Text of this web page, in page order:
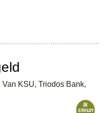
KSU, Triodos Bank,
Ik
steun